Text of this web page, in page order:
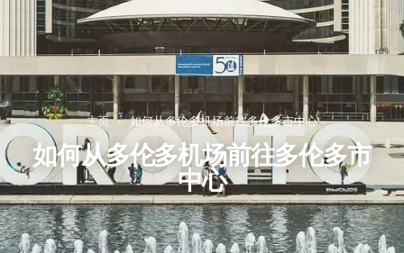
主页 » 如何从多伦多机场前往多伦多市中心
如何从多伦多机场前往多伦多市
中心